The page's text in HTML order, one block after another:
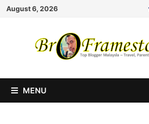
Skip
August 6, 2026
MENU